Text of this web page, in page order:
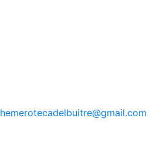
hemerotecadelbuitre@gmail.com